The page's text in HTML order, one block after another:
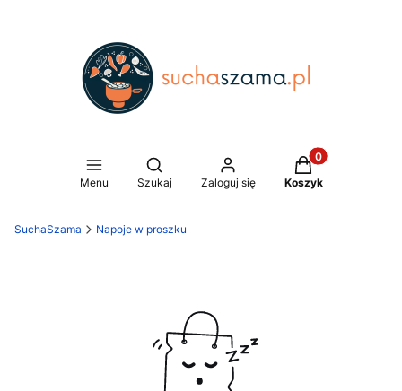
Menu
Otwórz wyszukiwarkę
Szukaj Zaloguj się
Produkty w
Koszyk
SuchaSzama Napoje w proszku